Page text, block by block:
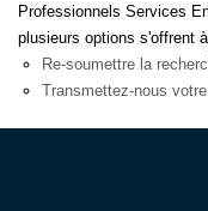
Professionnels Services
plusieurs options s'offrent
Re-soumettre la
Transmettez-nous